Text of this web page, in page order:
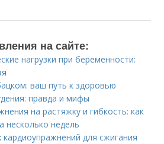
на сайте:
нагрузки при беременности:
ваш путь к здоровью
правда и мифы
на растяжку и гибкость: как
несколько недель
для сжигания